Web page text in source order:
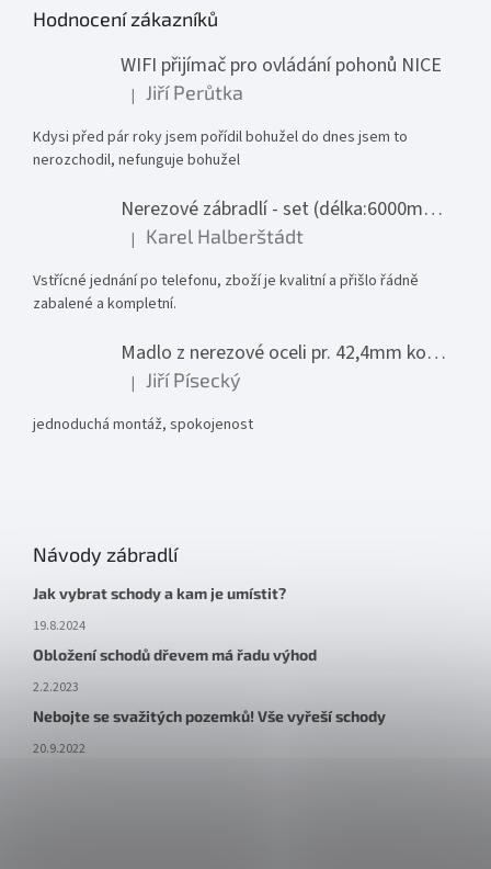
Hodnocení zákazníků
WIFI přijímač pro ovládání pohonů NICE
Hodnocení produktu je 1 z 5 hvězdiček.
| Jiří Perůtka
Kdysi před pár roky jsem pořídil bohužel do dnes jsem to
nerozchodil, nefunguje bohužel
Nerezové zábradlí - set (délka:6000mm x výška:1000mm)
Hodnocení produktu je 5 z 5 hvězdiček.
| Karel Halberštádt
Vstřícné jednání po telefonu, zboží je kvalitní a přišlo řádně
zabalené a kompletní.
Madlo z nerezové oceli pr. 42,4mm komplet - model 0116 - 3000mm
Hodnocení produktu je 5 z 5 hvězdiček.
| Jiří Písecký
jednoduchá montáž, spokojenost
Návody zábradlí
Jak vybrat schody a kam je umístit?
19.8.2024
Obložení schodů dřevem má řadu výhod
2.2.2023
Nebojte se svažitých pozemků! Vše vyřeší schody
20.9.2022